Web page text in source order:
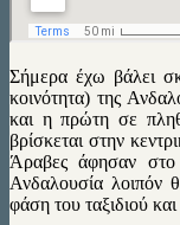
Σήμερα έχω βάλει
κοινότητα) της
και η πρώτη σε
βρίσκεται στην
Άραβες άφησαν στο
Ανδαλουσία λοιπόν
φάση του ταξιδιού